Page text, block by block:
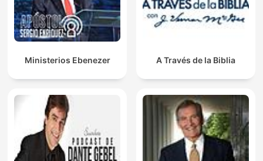
Ministerios Ebenezer A Través de la Biblia